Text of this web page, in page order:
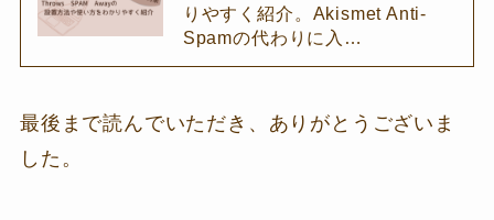
りやすく紹介。Akismet Anti-
Spamの代わりに入…
最後まで読んでいただき、ありがとうございま
した。